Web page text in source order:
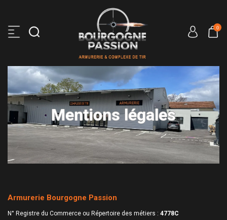
0
Mentions légales
Armurerie Bourgogne Passion
N° Registre du Commerce ou Répertoire des métiers : 4778C